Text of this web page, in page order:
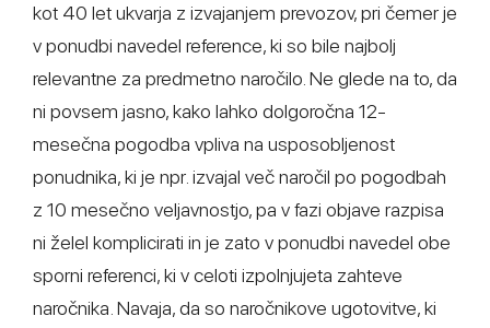
kot 40 let ukvarja z izvajanjem prevozov, pri čemer je
v ponudbi navedel reference, ki so bile najbolj
relevantne za predmetno naročilo. Ne glede na to, da
ni povsem jasno, kako lahko dolgoročna 12-
mesečna pogodba vpliva na usposobljenost
ponudnika, ki je npr. izvajal več naročil po pogodbah
z 10 mesečno veljavnostjo, pa v fazi objave razpisa
ni želel komplicirati in je zato v ponudbi navedel obe
sporni referenci, ki v celoti izpolnjujeta zahteve
naročnika. Navaja, da so naročnikove ugotovitve, ki